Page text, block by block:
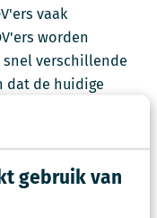
gebruik van
vaak
worden
verschillende
dat de huidige
gebrek aan
aanpak van
aannemen